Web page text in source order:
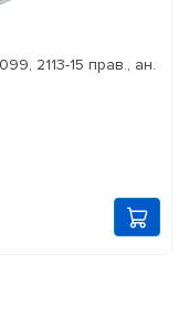
2113-15 прав., ан.